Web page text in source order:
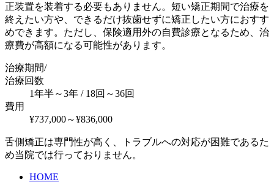
正装置を装着する必要もありません。短い矯正期間で治療を
終えたい方や、できるだけ抜歯せずに矯正したい方におすす
めできます。ただし、保険適用外の自費診療となるため、治
療費が高額になる可能性があります。
治療期間/
治療回数
1年半～3年 / 18回～36回
費用
¥737,000～¥836,000
舌側矯正は専門性が高く、トラブルへの対応が困難であるた
め当院では行っておりません。
HOME